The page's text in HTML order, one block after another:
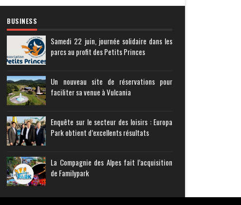
BUSINESS
Samedi 22 juin, journée solidaire dans les
parcs au profit des Petits Princes
Un nouveau site de réservations pour
faciliter sa venue à Vulcania
Enquête sur le secteur des loisirs : Europa
Park obtient d’excellents résultats
La Compagnie des Alpes fait l’acquisition
de Familypark